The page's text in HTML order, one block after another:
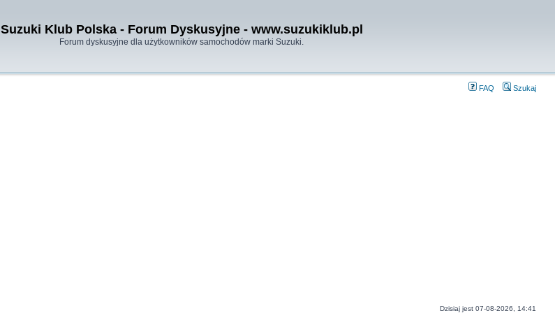
Suzuki Klub Polska - Forum Dyskusyjne - www.suzukiklub.pl
Forum dyskusyjne dla użytkowników samochodów marki Suzuki.
FAQ Szukaj
Dzisiaj jest 07-08-2026, 14:41